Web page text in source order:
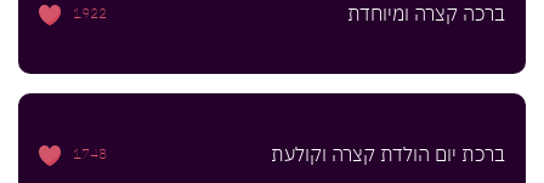
ברכה קצרה ומיוחדת 1922
ברכת יום הולדת קצרה וקולעת 1748